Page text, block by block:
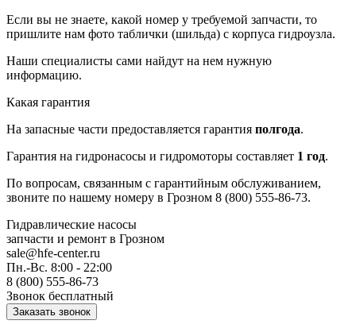
Если вы не знаете, какой номер у требуемой запчасти, то
пришлите нам фото таблички (шильда) с корпуса гидроузла.
Наши специалисты сами найдут на нем нужную
информацию.
Какая гарантия
На запасные части предоставляется гарантия полгода.
Гарантия на гидронасосы и гидромоторы составляет 1 год.
По вопросам, связанным с гарантийным обслуживанием,
звоните по нашему номеру в Грозном 8 (800) 555-86-73.
Гидравлические насосы
запчасти и ремонт в Грозном
sale@hfe-center.ru
Пн.-Вс. 8:00 - 22:00
8 (800) 555-86-73
Звонок бесплатный